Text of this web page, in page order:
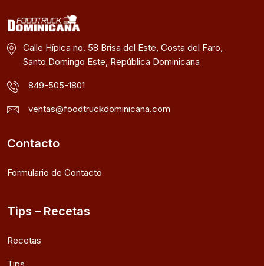
Calle Hípica no. 58 Brisa del Este, Costa del Faro,
Santo Domingo Este, República Dominicana
849-505-1801
ventas@foodtruckdominicana.com
Contacto
Formulario de Contacto
Tips – Recetas
Recetas
Tips